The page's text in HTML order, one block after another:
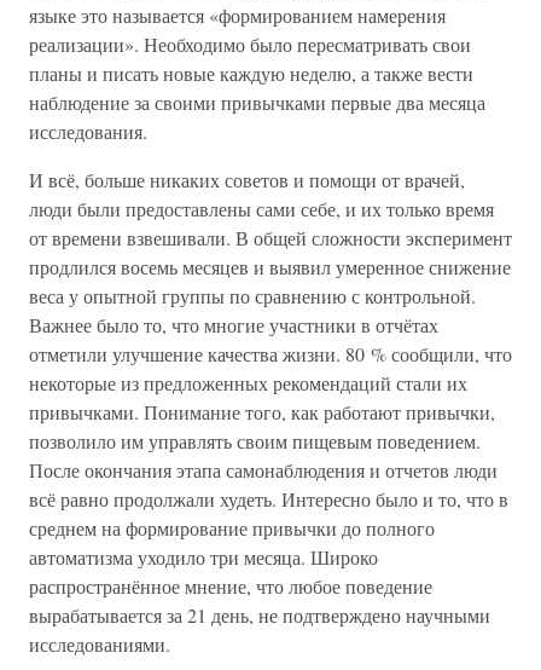
языке это называется «формированием намерения
реализации». Необходимо было пересматривать свои
планы и писать новые каждую неделю, а также вести
наблюдение за своими привычками первые два месяца
исследования.
И всё, больше никаких советов и помощи от врачей,
люди были предоставлены сами себе, и их только время
от времени взвешивали. В общей сложности эксперимент
продлился восемь месяцев и выявил умеренное снижение
веса у опытной группы по сравнению с контрольной.
Важнее было то, что многие участники в отчётах
отметили улучшение качества жизни. 80 % сообщили, что
некоторые из предложенных рекомендаций стали их
привычками. Понимание того, как работают привычки,
позволило им управлять своим пищевым поведением.
После окончания этапа самонаблюдения и отчетов люди
всё равно продолжали худеть. Интересно было и то, что в
среднем на формирование привычки до полного
автоматизма уходило три месяца. Широко
распространённое мнение, что любое поведение
вырабатывается за 21 день, не подтверждено научными
исследованиями.